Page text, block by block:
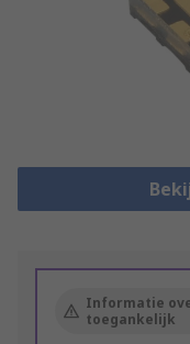
Informatie
toegankelijk